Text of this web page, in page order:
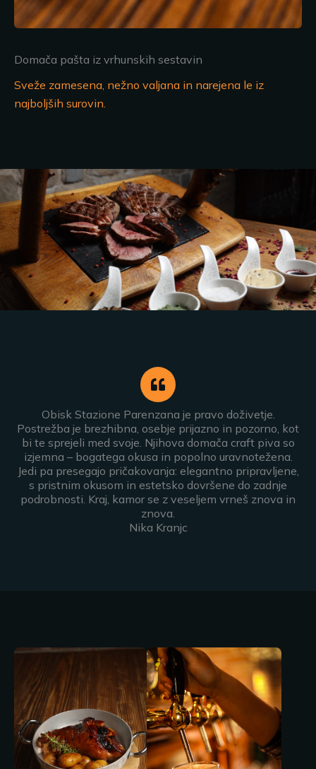
Domača pašta iz vrhunskih sestavin
Sveže zamesena, nežno valjana in narejena le iz
najboljših surovin.
Obisk Stazione Parenzana je pravo doživetje.
Postrežba je brezhibna, osebje prijazno in pozorno, kot
bi te sprejeli med svoje. Njihova domača craft piva so
izjemna – bogatega okusa in popolno uravnotežena.
Jedi pa presegajo pričakovanja: elegantno pripravljene,
s pristnim okusom in estetsko dovršene do zadnje
podrobnosti. Kraj, kamor se z veseljem vrneš znova in
znova.
Nika Kranjc